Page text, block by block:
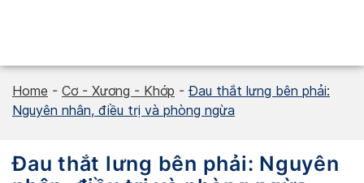
Home - Cơ - Xương - Khớp - Đau thắt lưng bên phải:
Nguyên nhân, điều trị và phòng ngừa
Đau thắt lưng bên phải: Nguyên